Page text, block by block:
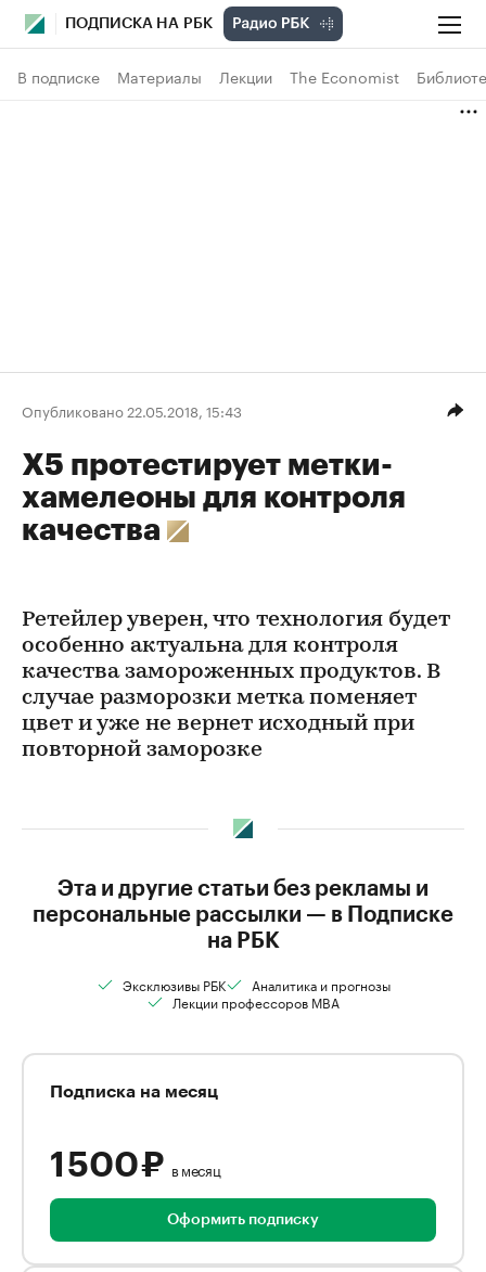
ПОДПИСКА НА РБК
В подписке Материалы Лекции The Economist
Опубликовано 22.05.2018, 15:43
X5 протестирует метки-
хамелеоны для контроля
качества
Ретейлер уверен, что технология будет
особенно актуальна для контроля
качества замороженных продуктов. В
случае разморозки метка поменяет
цвет и уже не вернет исходный при
повторной заморозке
Эта и другие статьи без рекламы и
персональные рассылки — в Подписке
на РБК
Эксклюзивы РБК
Аналитика и прогнозы
Лекции профессоров MBA
Подписка на месяц
1 500 ₽ в месяц
Оформить подписку